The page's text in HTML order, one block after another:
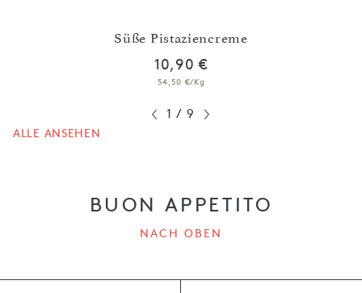
Süße Pistaziencreme
10,90 €
54,50 €/Kg
1 / 9
ALLE ANSEHEN
BUON APPETITO
NACH OBEN